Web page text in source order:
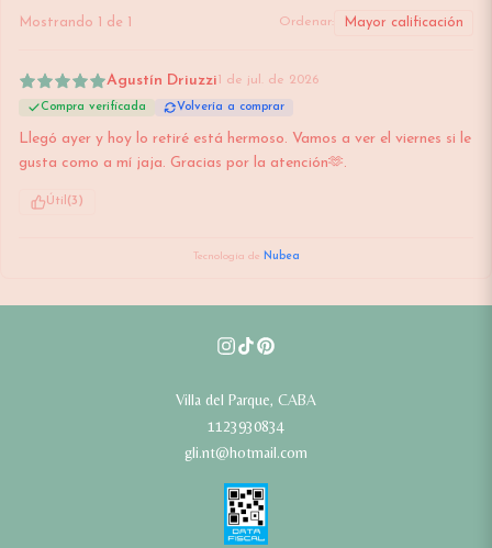
Mostrando 1 de 1 Ordenar:
Agustín Driuzzi 1 de jul. de 2026
Compra verificada Volvería a comprar
Llegó ayer y hoy lo retiré está hermoso. Vamos a ver el viernes si le
gusta como a mí jaja. Gracias por la atención🫶.
Útil (3 )
Tecnología de Nubea
Villa del Parque, CABA
1123930834
gli.nt@hotmail.com